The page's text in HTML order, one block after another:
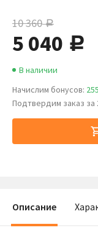
10 360руб.
5 040 руб.
Начислим бонусов: 255
Подтвердим заказ за
В наличии
Описание